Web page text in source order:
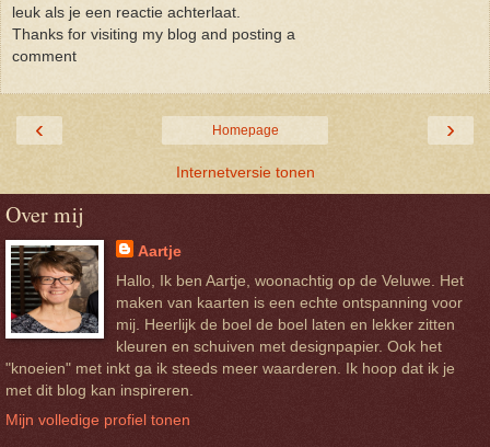
leuk als je een reactie achterlaat.
Thanks for visiting my blog and posting a
comment
‹ ›
Homepage
Internetversie tonen
Over mij
Aartje
Hallo, Ik ben Aartje, woonachtig op de Veluwe. Het
maken van kaarten is een echte ontspanning voor
mij. Heerlijk de boel de boel laten en lekker zitten
kleuren en schuiven met designpapier. Ook het
"knoeien" met inkt ga ik steeds meer waarderen. Ik hoop dat ik je
met dit blog kan inspireren.
Mijn volledige profiel tonen